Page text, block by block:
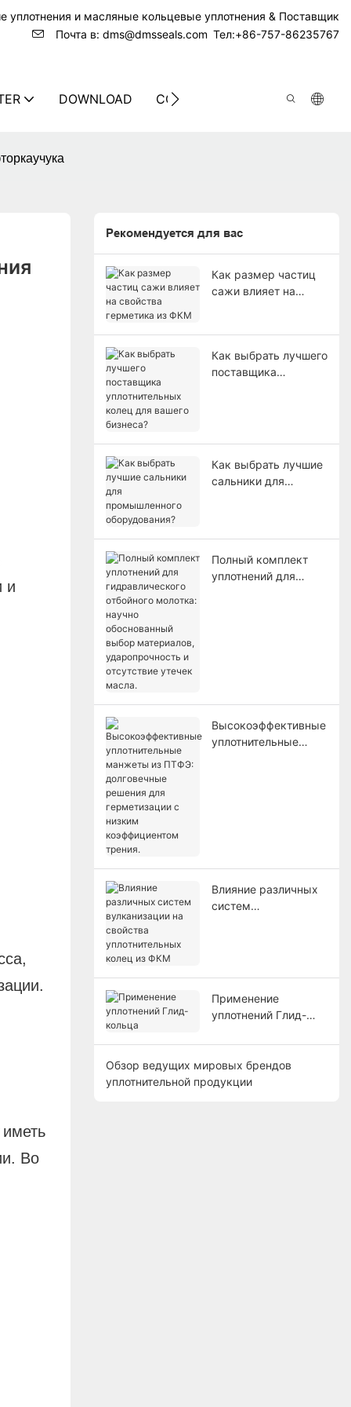
уплотнения и масляные кольцевые уплотнения & Поставщик
Почта в: dms@dmsseals.com Тел:+86-757-86235767
DOWNLOAD CONTACT US
и
Во
Рекомендуется для вас
Как размер частиц
сажи влияет на
Как выбрать лучшего
поставщика
Как выбрать лучшие
сальники для
Полный комплект
уплотнений для
масла.
Высокоэффективные
уплотнительные
Влияние различных
систем
Применение
уплотнений Глид-
Обзор ведущих мировых брендов
уплотнительной продукции